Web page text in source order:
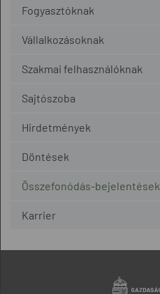
Fogyasztóknak
Vállalkozásoknak
Szakmai felhasználóknak
Sajtószoba
Hirdetmények
Döntések
Összefonódás-bejelentések
Karrier